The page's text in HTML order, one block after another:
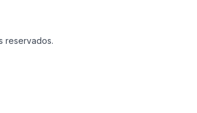
reservados.